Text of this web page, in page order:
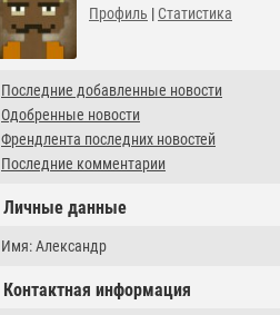
Профиль | Статистика
Последние добавленные новости
Одобренные новости
Френдлента последних новостей
Последние комментарии
Личные данные
Имя: Александр
Контактная информация